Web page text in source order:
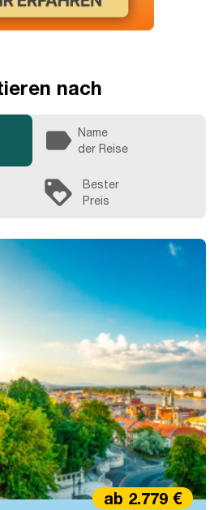
nach
label Name
der Reise
loyalty
Bester
Preis
ab 2.779 €